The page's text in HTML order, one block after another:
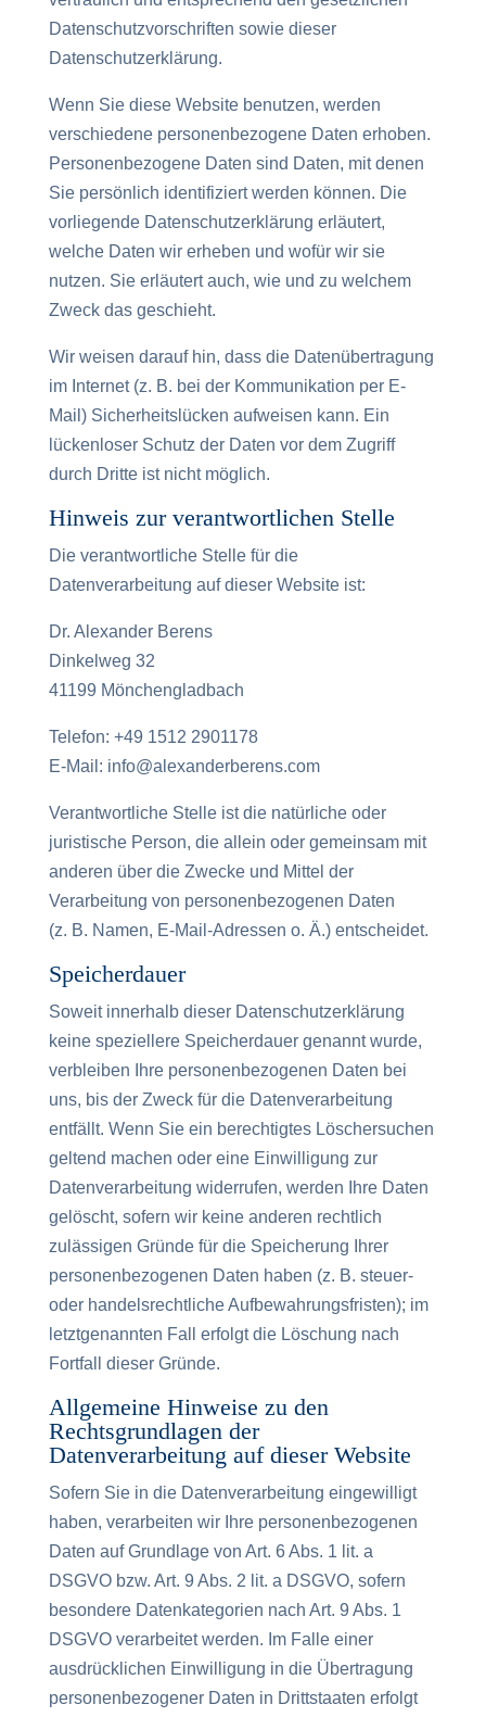
Datenschutzvorschriften sowie dieser
Datenschutzerklärung.
Wenn Sie diese Website benutzen, werden
verschiedene personenbezogene Daten erhoben.
Personenbezogene Daten sind Daten, mit denen
Sie persönlich identifiziert werden können. Die
vorliegende Datenschutzerklärung erläutert,
welche Daten wir erheben und wofür wir sie
nutzen. Sie erläutert auch, wie und zu welchem
Zweck das geschieht.
Wir weisen darauf hin, dass die Datenübertragung
im Internet (z. B. bei der Kommunikation per E-
Mail) Sicherheitslücken aufweisen kann. Ein
lückenloser Schutz der Daten vor dem Zugriff
durch Dritte ist nicht möglich.
Hinweis zur verantwortlichen Stelle
Die verantwortliche Stelle für die
Datenverarbeitung auf dieser Website ist:
Dr. Alexander Berens
Dinkelweg 32
41199 Mönchengladbach
Telefon: ‪+49 1512 2901178‬
E-Mail: info@alexanderberens.com
Verantwortliche Stelle ist die natürliche oder
juristische Person, die allein oder gemeinsam mit
anderen über die Zwecke und Mittel der
Verarbeitung von personenbezogenen Daten
(z. B. Namen, E-Mail-Adressen o. Ä.) entscheidet.
Speicherdauer
Soweit innerhalb dieser Datenschutzerklärung
keine speziellere Speicherdauer genannt wurde,
verbleiben Ihre personenbezogenen Daten bei
uns, bis der Zweck für die Datenverarbeitung
entfällt. Wenn Sie ein berechtigtes Löschersuchen
geltend machen oder eine Einwilligung zur
Datenverarbeitung widerrufen, werden Ihre Daten
gelöscht, sofern wir keine anderen rechtlich
zulässigen Gründe für die Speicherung Ihrer
personenbezogenen Daten haben (z. B. steuer-
oder handelsrechtliche Aufbewahrungsfristen); im
letztgenannten Fall erfolgt die Löschung nach
Fortfall dieser Gründe.
Allgemeine Hinweise zu den
Rechtsgrundlagen der
Datenverarbeitung auf dieser Website
Sofern Sie in die Datenverarbeitung eingewilligt
haben, verarbeiten wir Ihre personenbezogenen
Daten auf Grundlage von Art. 6 Abs. 1 lit. a
DSGVO bzw. Art. 9 Abs. 2 lit. a DSGVO, sofern
besondere Datenkategorien nach Art. 9 Abs. 1
DSGVO verarbeitet werden. Im Falle einer
ausdrücklichen Einwilligung in die Übertragung
personenbezogener Daten in Drittstaaten erfolgt